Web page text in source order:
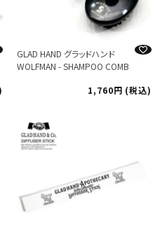
GLAD HAND グラッドハンド
WOLFMAN - SHAMPOO COMB
1,760
税込